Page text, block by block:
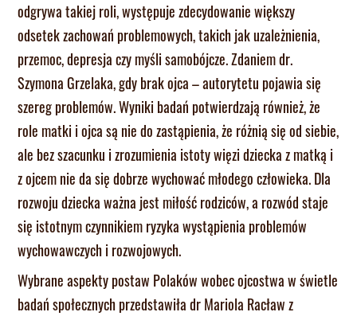
odgrywa takiej roli, występuje zdecydowanie większy
odsetek zachowań problemowych, takich jak uzależnienia,
przemoc, depresja czy myśli samobójcze. Zdaniem dr.
Szymona Grzelaka, gdy brak ojca – autorytetu pojawia się
szereg problemów. Wyniki badań potwierdzają również, że
role matki i ojca są nie do zastąpienia, że różnią się od siebie,
ale bez szacunku i zrozumienia istoty więzi dziecka z matką i
z ojcem nie da się dobrze wychować młodego człowieka. Dla
rozwoju dziecka ważna jest miłość rodziców, a rozwód staje
się istotnym czynnikiem ryzyka wystąpienia problemów
wychowawczych i rozwojowych.
Wybrane aspekty postaw Polaków wobec ojcostwa w świetle
badań społecznych przedstawiła dr Mariola Racław z